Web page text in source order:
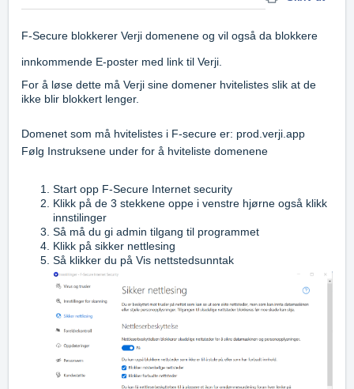
F-Secure blokkerer Verji domenene og vil også da blokkere
innkommende E-poster med link til Verji.
For å løse dette må Verji sine domener hvitelistes slik at de
ikke blir blokkert lenger.
Domenet som må hvitelistes i F-secure er: prod.verji.app
Følg Instruksene under for å hviteliste domenene
Start opp F-Secure Internet security
Klikk på de 3 stekkene oppe i venstre hjørne også klikk
innstilinger
Så må du gi admin tilgang til programmet
Klikk på sikker nettlesing
Så klikker du på Vis nettstedsunntak